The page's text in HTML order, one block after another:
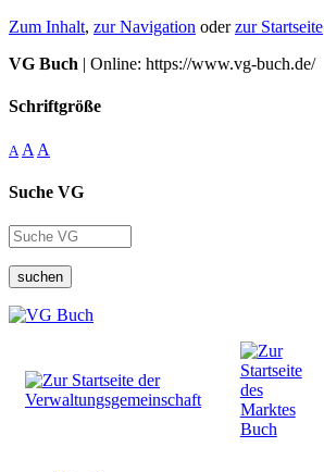
Zum Inhalt, zur Navigation oderzur Startseite
VG Buch | Online: https://www.vg-buch.de/
Schriftgröße
A A A
Suche VG
suchen